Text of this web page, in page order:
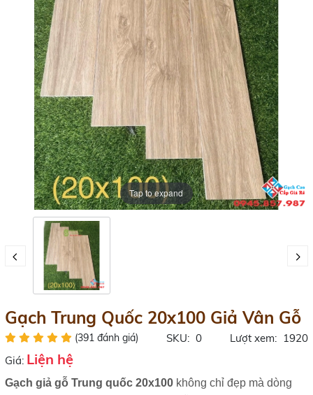
Tap to expand
Gạch Trung Quốc 20x100 Giả Vân Gỗ
(391 đánh giá) SKU: 0 Lượt xem: 1920
Giá: Liện hệ
Gạch giả gỗ Trung quốc 20x100không chỉ đẹp mà dòng